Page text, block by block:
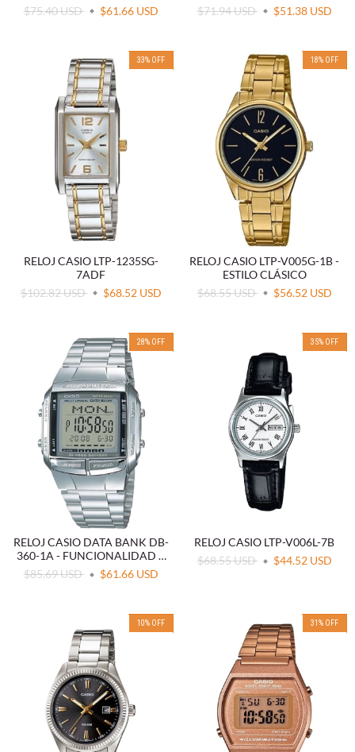
$75.40 USD
$61.66 USD
$71.94 USD
$51.38 USD
33% OFF
RELOJ CASIO LTP-1235SG-
7ADF
$102.82 USD
$68.52 USD
18% OFF
RELOJ CASIO LTP-V005G-1B -
ESTILO CLÁSICO
$68.55 USD
$56.52 USD
28% OFF
RELOJ CASIO DATA BANK DB-
360-1A - FUNCIONALIDAD Y
DURABILIDAD
$85.69 USD $61.66 USD
35% OFF
RELOJ CASIO LTP-V006L-7B
$68.55 USD
$44.52 USD
10% OFF 31 % OFF